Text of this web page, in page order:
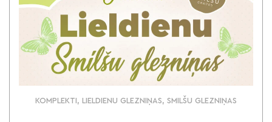
KOMPLEKTI, LIELDIENU GLEZNIŅAS, SMILŠU GLEZNIŅAS